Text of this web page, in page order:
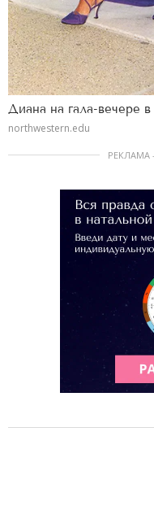
Диана на гала-вечере
northwestern.edu
РЕКЛАМА